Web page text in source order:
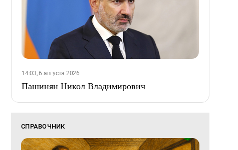
14:03, 6 августа 2026
Пашинян Никол Владимирович
СПРАВОЧНИК